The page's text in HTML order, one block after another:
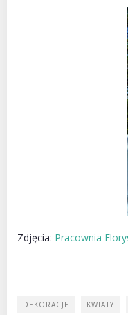
Zdjęcia: Pracownia
DEKORACJE KWIATY